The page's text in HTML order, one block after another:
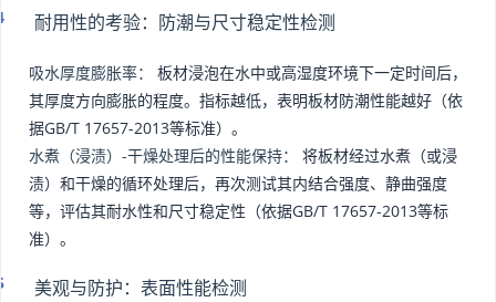
耐用性的考验：防潮与尺寸稳定性检测
吸水厚度膨胀率：
板材浸泡在水中或高湿度环境下一定时间后，
其厚度方向膨胀的程度。指标越低，表明板材防潮性能越好（依
据GB/T 17657-2013等标准）。
水煮（浸渍）-干燥处理后的性能保持：
将板材经过水煮（或浸
渍）和干燥的循环处理后，再次测试其内结合强度、静曲强度
等，评估其耐水性和尺寸稳定性（依据GB/T 17657-2013等标
准）。
美观与防护：表面性能检测